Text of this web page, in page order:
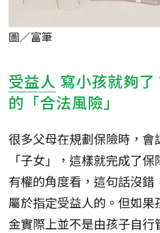
圖／富筆
受益人 寫小孩就夠
的「合法風險」
很多父母在規劃保險時，
「子女」，這樣就完成了
有權的角度看，這句話沒錯
屬於指定受益人的。但如
金實際上並不是由孩子自